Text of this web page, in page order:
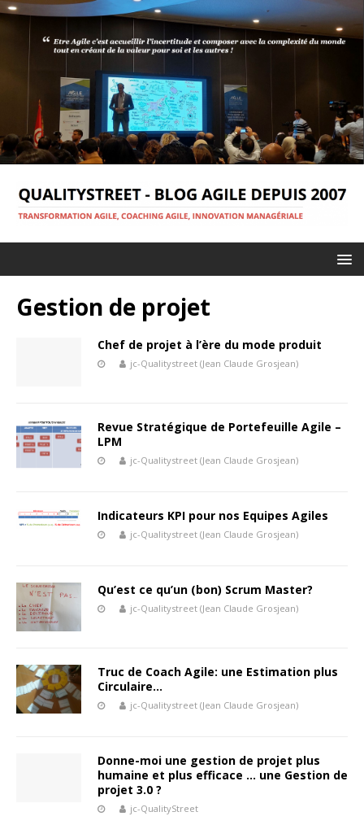
Gestion de projet
Chef de projet à l’ère du mode produit
jc-Qualitystreet (Jean Claude Grosjean)
Revue Stratégique de Portefeuille Agile –
LPM
jc-Qualitystreet (Jean Claude Grosjean)
Indicateurs KPI pour nos Equipes Agiles
jc-Qualitystreet (Jean Claude Grosjean)
Qu’est ce qu’un (bon) Scrum Master?
jc-Qualitystreet (Jean Claude Grosjean)
Truc de Coach Agile: une Estimation plus
Circulaire…
jc-Qualitystreet (Jean Claude Grosjean)
Donne-moi une gestion de projet plus
humaine et plus efficace … une Gestion de
projet 3.0 ?
jc-QualityStreet